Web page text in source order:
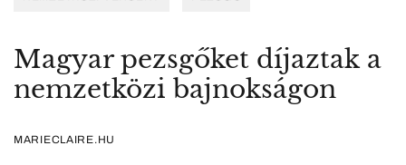
Magyar pezsgőket díjaztak a
nemzetközi bajnokságon
MARIECLAIRE.HU